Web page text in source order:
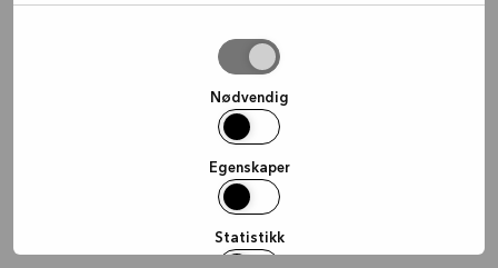
Nødvendig
Egenskaper
Statistikk